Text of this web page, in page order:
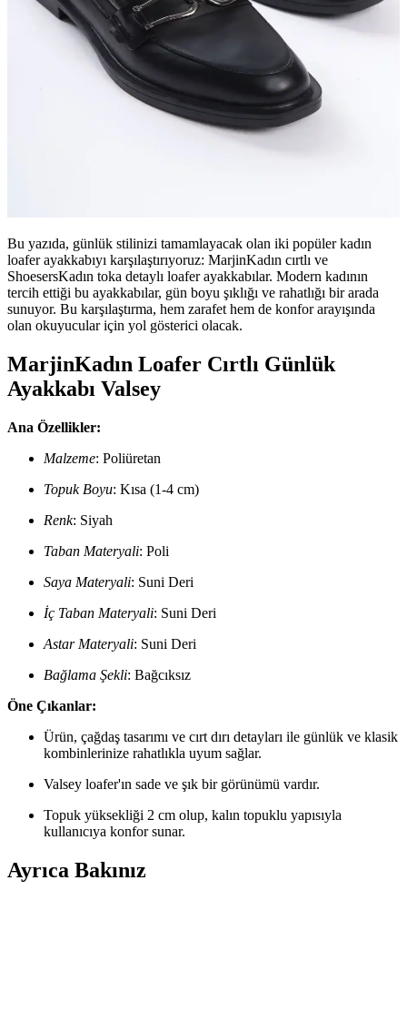
Bu yazıda, günlük stilinizi tamamlayacak olan iki popüler kadın
loafer ayakkabıyı karşılaştırıyoruz: MarjinKadın cırtlı ve
ShoesersKadın toka detaylı loafer ayakkabılar. Modern kadının
tercih ettiği bu ayakkabılar, gün boyu şıklığı ve rahatlığı bir arada
sunuyor. Bu karşılaştırma, hem zarafet hem de konfor arayışında
olan okuyucular için yol gösterici olacak.
MarjinKadın Loafer Cırtlı Günlük
Ayakkabı Valsey
Ana Özellikler:
Malzeme: Poliüretan
Topuk Boyu: Kısa (1-4 cm)
Renk: Siyah
Taban Materyali: Poli
Saya Materyali: Suni Deri
İç Taban Materyali: Suni Deri
Astar Materyali: Suni Deri
Bağlama Şekli: Bağcıksız
Öne Çıkanlar:
Ürün, çağdaş tasarımı ve cırt dırı detayları ile günlük ve klasik
kombinlerinize rahatlıkla uyum sağlar.
Valsey loafer'ın sade ve şık bir görünümü vardır.
Topuk yüksekliği 2 cm olup, kalın topuklu yapısıyla
kullanıcıya konfor sunar.
Ayrıca Bakınız